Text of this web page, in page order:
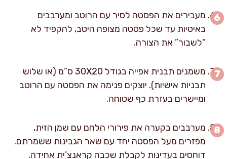
מעבירים את הפסטה לסיר עם הרוטב ומערבבים
באיטיות עד שכל פסטה מצופה היטב, להקפיד לא
“לשבור” את הצורה.
משמנים תבנית אפייה בגודל 30X20 ס”מ (או שלוש
תבניות אישיות). יוצקים פנימה את הפסטה עם הרוטב
ומיישרים בעזרת כף שטוחה.
מערבבים בקערה את פירורי הלחם עם שמן הזית,
מפזרים מעל הפסטה יחד עם שאר הגבינות ששמרתם.
דוחסים בעדינות לקבלת שכבה קראנצ’ית אחידה.